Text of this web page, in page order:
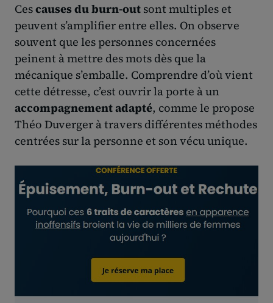
Cescauses du burn-out sont multiples et
peuvent s’amplifier entre elles. On observe
souvent que les personnes concernées
peinent à mettre des mots dès que la
mécanique s’emballe. Comprendre d’où vient
cette détresse, c’est ouvrir la porte à un
accompagnement adapté, comme le propose
Théo Duverger à travers différentes méthodes
centrées sur la personne et son vécu unique.